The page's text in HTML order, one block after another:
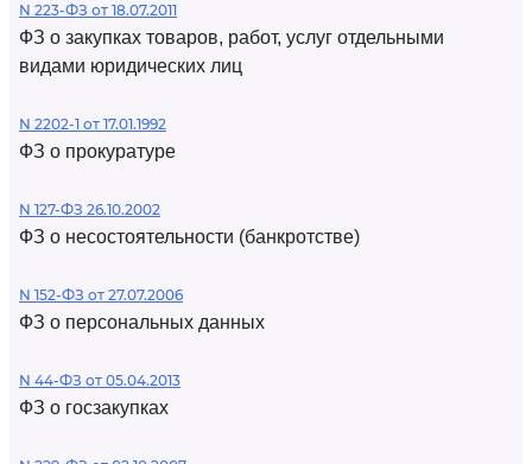
N 223-ФЗ от 18.07.2011
ФЗ о закупках товаров, работ, услуг отдельными
видами юридических лиц
N 2202-1 от 17.01.1992
ФЗ о прокуратуре
N 127-ФЗ 26.10.2002
ФЗ о несостоятельности (банкротстве)
N 152-ФЗ от 27.07.2006
ФЗ о персональных данных
N 44-ФЗ от 05.04.2013
ФЗ о госзакупках